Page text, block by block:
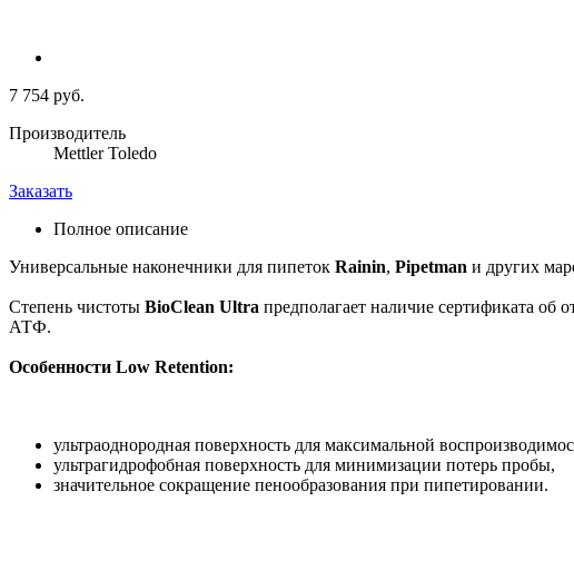
7 754 руб.
Производитель
Mettler Toledo
Заказать
Полное описание
Универсальные наконечники для пипеток Rainin, Pipetman и других
Степень чистоты BioClean Ultra предполагает наличие сертификата
АТФ.
Особенности Low Retention:
ультраоднородная поверхность для максимальной
ультрагидрофобная поверхность для минимизации потерь пробы,
значительное сокращение пенообразования при пипетировании.